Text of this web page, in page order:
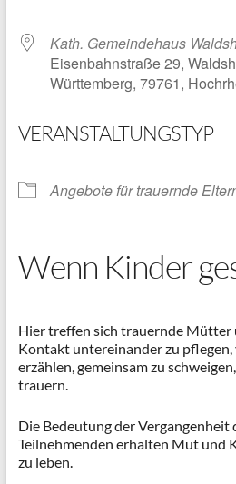
Kath. Gemeindehaus
Eisenbahnstraße 29,
Württemberg, 79761,
VERANSTALTUNGSTYP
Angebote für trauernde
Wenn Kinder
Hier treffen sich trauernde Mütter
Kontakt untereinander zu pflegen,
erzählen, gemeinsam zu
trauern.
Die Bedeutung der Vergangenheit
Teilnehmenden erhalten Mut und
zu leben.